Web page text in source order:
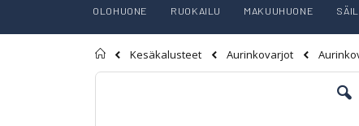
OLOHUONE RUOKAILU MAKUUHUONE
Etusivu
Kesäkalusteet Aurinkovarjot
Skip